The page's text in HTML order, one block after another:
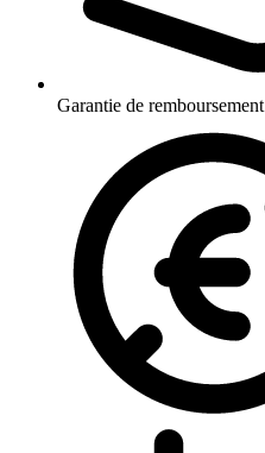
Garantie de remboursement